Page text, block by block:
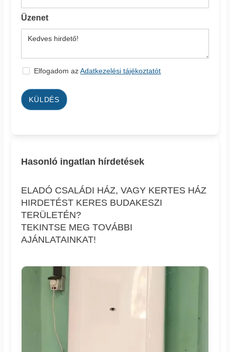
Üzenet
Elfogadom azAdatkezelési tájékoztatót
KÜLDÉS
Hasonló ingatlan hírdetések
ELADÓ CSALÁDI HÁZ, VAGY KERTES HÁZ
HIRDETÉST KERES BUDAKESZI
TERÜLETÉN?
TEKINTSE MEG TOVÁBBI
AJÁNLATAINKAT!